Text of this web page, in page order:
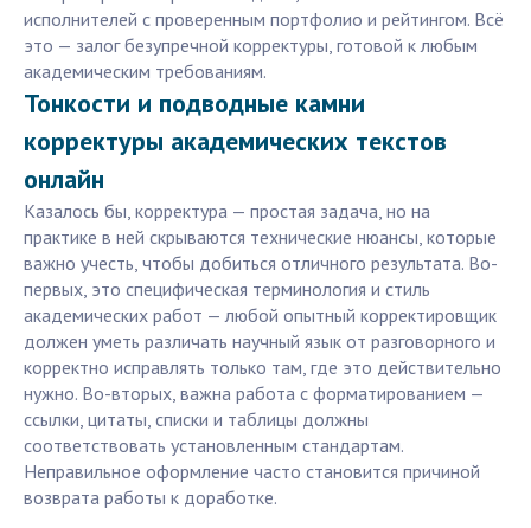
исполнителей с проверенным портфолио и рейтингом. Всё
это — залог безупречной корректуры, готовой к любым
академическим требованиям.
Тонкости и подводные камни
корректуры академических текстов
онлайн
Казалось бы, корректура — простая задача, но на
практике в ней скрываются технические нюансы, которые
важно учесть, чтобы добиться отличного результата. Во-
первых, это специфическая терминология и стиль
академических работ — любой опытный корректировщик
должен уметь различать научный язык от разговорного и
корректно исправлять только там, где это действительно
нужно. Во-вторых, важна работа с форматированием —
ссылки, цитаты, списки и таблицы должны
соответствовать установленным стандартам.
Неправильное оформление часто становится причиной
возврата работы к доработке.